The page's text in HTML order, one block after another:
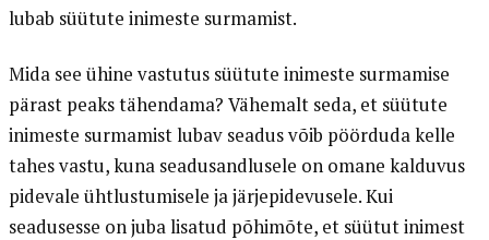
lubab süütute inimeste surmamist.
Mida see ühine vastutus süütute inimeste surmamise
pärast peaks tähendama? Vähemalt seda, et süütute
inimeste surmamist lubav seadus võib pöörduda kelle
tahes vastu, kuna seadusandlusele on omane kalduvus
pidevale ühtlustumisele ja järjepidevusele. Kui
seadusesse on juba lisatud põhimõte, et süütut inimest